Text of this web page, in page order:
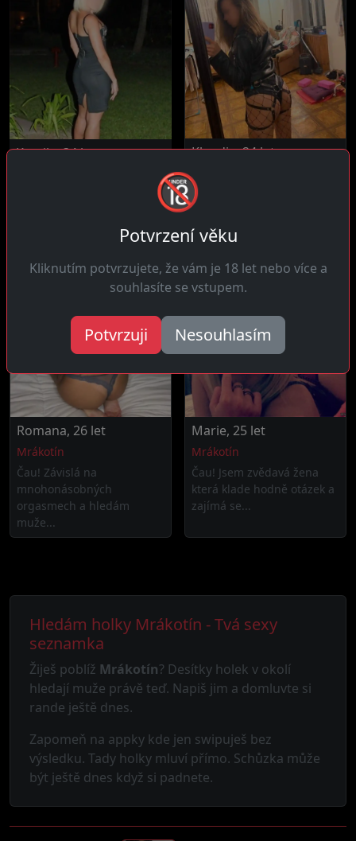
Kamila, 34 let Klaudie, 24 let
13 km daleko
Čau! Jsem žena která se
ráda směje a nebere se
příliš...
Romana, 26 let
Mrákotín
Čau! Závislá na
mnohonásobných
orgasmech a hledám
muže...
Marie, 25 let
Mrákotín
Čau! Jsem zvědavá žena
která klade hodně otázek a
zajímá se...
Hledám holky Mrákotín - Tvá sexy
seznamka
Žiješ poblíž Mrákotín? Desítky holek v okolí
hledají muže právě teď. Napiš jim a domluvte si
rande ještě dnes.
Zapomeň na appky kde jen swipuješ bez
výsledku. Tady holky mluví přímo. Schůzka může
být ještě dnes když si padnete.
🔞
Potvrzení věku
Kliknutím potvrzujete, že vám je 18 let nebo více a
souhlasíte se vstupem.
Potvrzuji Nesouhlasím